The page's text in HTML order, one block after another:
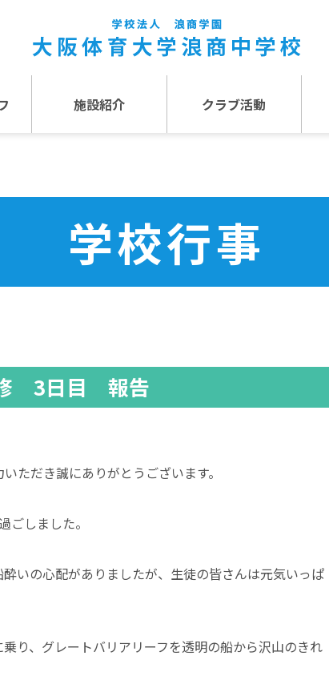
施設紹介 クラブ活動
学校行事
修 3日目 報告
ただき誠にありがとうございます。
ごしました。
いの心配がありましたが、生徒の皆さんは元気いっぱ
り、グレートバリアリーフを透明の船から沢山のきれ